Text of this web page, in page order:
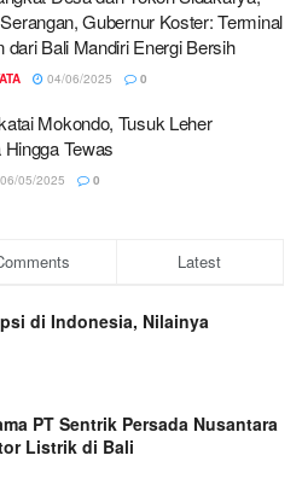
Gubernur Koster: Terminal
dari Bali Mandiri Energi Bersih
04/06/2025 0
Mokondo, Tusuk Leher
Tewas
06/05/2025 0
Latest
di Indonesia, Nilainya
PT Sentrik Persada Nusantara
Listrik di Bali